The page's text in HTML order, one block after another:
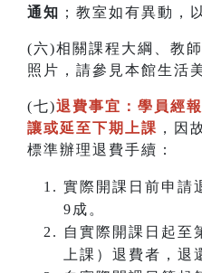
通知 ；教室如有異動，
(六)相關課程大綱、教
照片，請參見本館生活
(七)退費事宜：學員經
讓或延至下期上課 ，因
標準辦理退費手續：
實際開課日前申請
9成。
自實際開課日起至
上課）退費者，退